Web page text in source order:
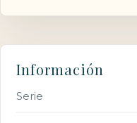
Información
Serie